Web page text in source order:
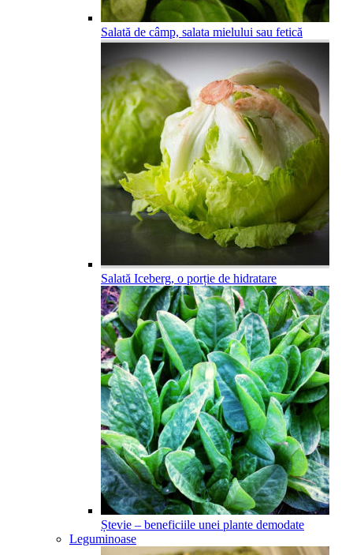
Salată de câmp, salata mielului sau fetică
Salată Iceberg, o porție de hidratare
Ștevie – beneficiile unei plante demodate
Leguminoase